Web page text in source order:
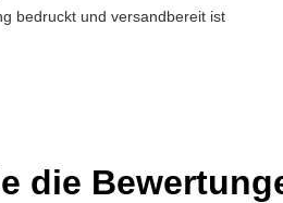
bedruckt und versandbereit ist
die